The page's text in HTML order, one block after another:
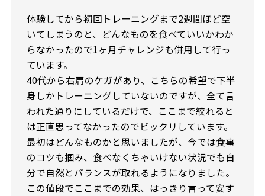
体験してから初回トレーニングまで2週間ほど空
いてしまうのと、どんなものを食べていいかわか
らなかったので1ヶ月チャレンジも併用して行っ
ています。
40代から右肩のケガがあり、こちらの希望で下半
身しかトレーニングしていないのですが、全て言
われた通りにしているだけで、ここまで絞れると
は正直思ってなかったのでビックリしています。
最初はどんなものかと思いましたが、今では食事
のコツも掴み、食べなくちゃいけない状況でも自
分で自然とバランスが取れるようになりました。
この値段でここまでの効果、はっきり言って安す